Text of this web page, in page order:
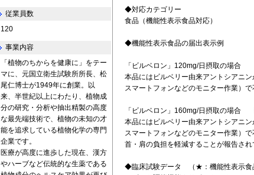
◆対応カテゴリー
食品（機能性表示食品対応）
◆機能性表示食品の届出表示例
「ビルベロン」120mg/日摂取の場合
本品にはビルベリー由来アントシアニ
スマートフォンなどのモニター作業）
「ビルベロン」160mg/日摂取の場合
本品にはビルベリー由来アントシアニ
スマートフォンなどのモニター作業）
首・肩の負担を軽減することが報告され
◆臨床試験データ （★：機能性表示食
従業員数
120
事業内容
「植物のちからを健康に」をテー
マに、元国立衛生試験所所長、松
尾仁博士が1949年に創業。以
来、半世紀以上にわたり、植物成
分の研究・分析や抽出精製の高度
な最先端技術で、植物の未知の才
能を追求している植物化学の専門
企業です。
医療が高度に進歩した現在、漢方
やハーブなど伝統的な生薬である